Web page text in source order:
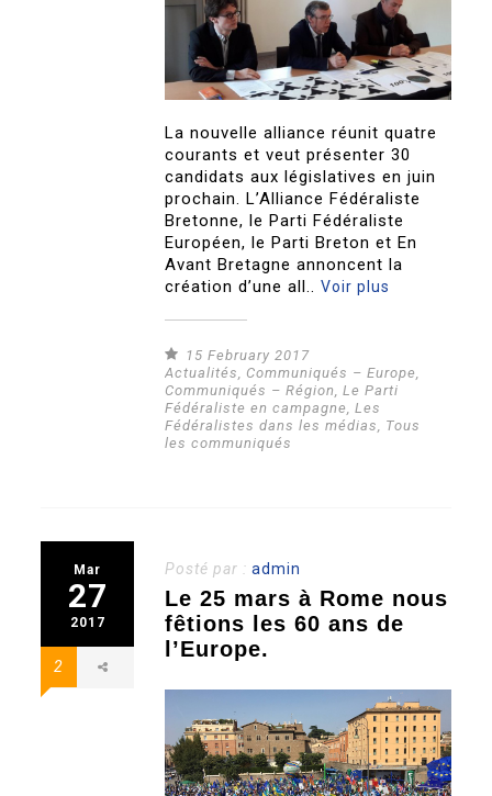
La nouvelle alliance réunit quatre
courants et veut présenter 30
candidats aux législatives en juin
prochain. L’Alliance Fédéraliste
Bretonne, le Parti Fédéraliste
Européen, le Parti Breton et En
Avant Bretagne annoncent la
création d’une all..Voir plus
15 February 2017
Actualités, Communiqués – Europe,
Communiqués – Région,Le Parti
Fédéraliste en campagne,Les
Fédéralistes dans les médias, Tous
les communiqués
Mar
27
2017
2
Posté par :admin
Le 25 mars à Rome nous
fêtions les 60 ans de
l’Europe.